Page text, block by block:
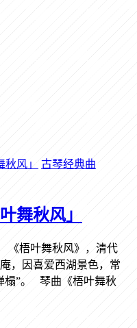
古琴经典曲
舞秋风」
《梧叶舞秋风》，清代
，因喜爱西湖景色，常
榻”。 琴曲《梧叶舞秋